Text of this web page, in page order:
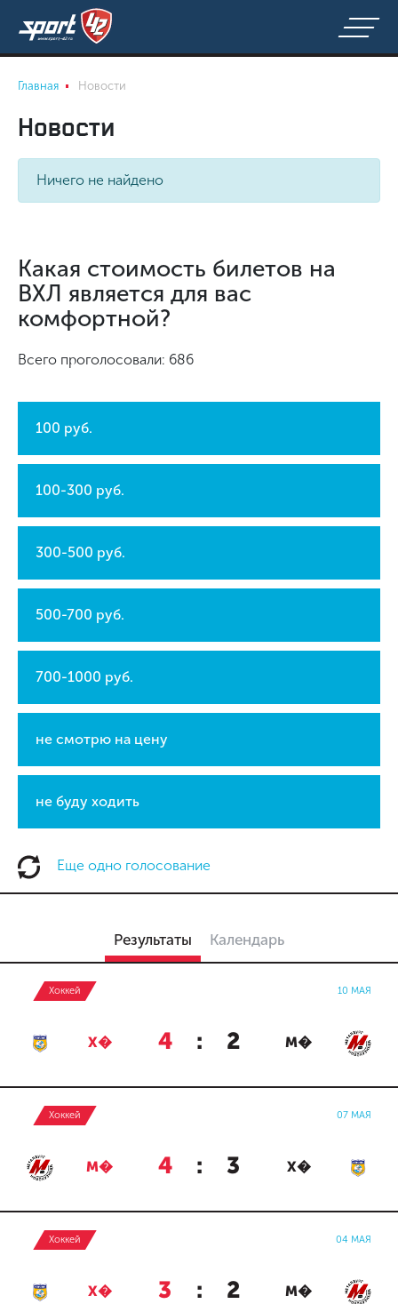
Главная Новости
Новости
Ничего не найдено
Какая стоимость билетов на
ВХЛ является для вас
комфортной?
Всего проголосовали: 686
100 руб.
100-300 руб.
300-500 руб.
500-700 руб.
700-1000 руб.
не смотрю на цену
не буду ходить
Еще одно голосование
Результаты Календарь
Хоккей 10 МАЯ
Х� 4 : 2 М�
Хоккей 07 МАЯ
М� 4 : 3 Х�
Хоккей 04 МАЯ
Х� 3 : 2 М�